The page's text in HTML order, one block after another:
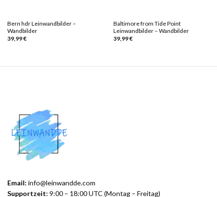
Bern hdr Leinwandbilder –
Wandbilder
39,99€
Baltimore from Tide Point
Leinwandbilder – Wandbilder
39,99€
Email: info@leinwandde.com
Supportzeit: 9:00 – 18:00 UTC (Montag – Freitag)